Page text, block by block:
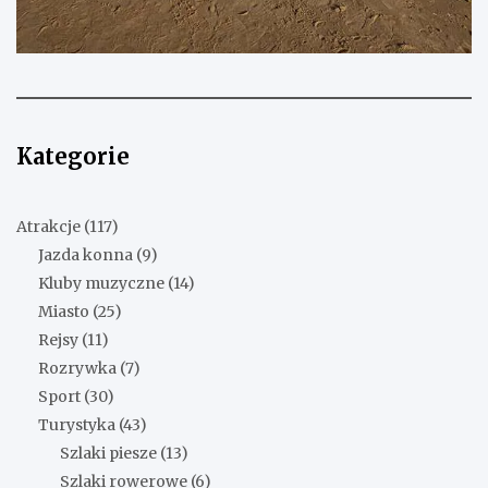
Kategorie
Atrakcje (117)
Jazda konna (9)
Kluby muzyczne (14)
Miasto (25)
Rejsy (11)
Rozrywka (7)
Sport (30)
Turystyka (43)
Szlaki piesze (13)
Szlaki rowerowe (6)